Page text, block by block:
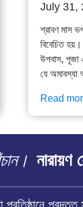
July 31,
শ্রাবণ মাস
বিবেচিত
উপবাস, পূজা
যে অমাবস্যা
Read
নারায়ণ